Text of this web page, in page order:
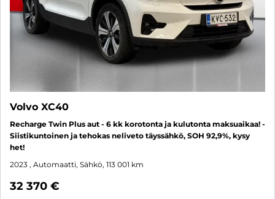
Volvo XC40
Recharge Twin Plus aut - 6 kk korotonta ja kulutonta maksuaikaa! -
Siistikuntoinen ja tehokas neliveto täyssähkö, SOH 92,9%, kysy
het!
2023 , Automaatti, Sähkö, 113 001 km
32 370 €